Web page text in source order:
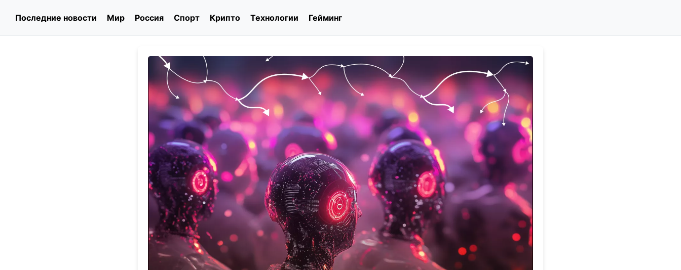
Последние новости Мир Россия Спорт Крипто Технологии Гейминг